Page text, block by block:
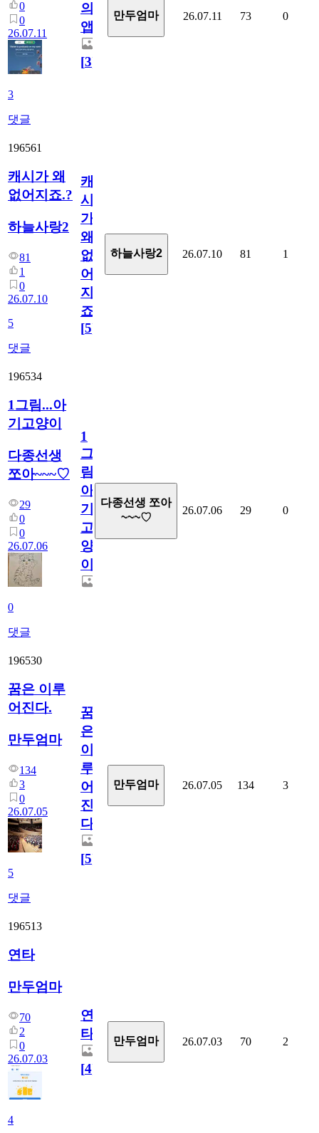
0
0
26.07.11
3
댓글
의
앱.
[3]
만두엄마 26.07.11 73 0
196561
캐시가 왜
없어지죠.?
하늘사랑2
81
1
0
26.07.10
5
댓글
캐
시
가
왜
없
어
지
죠.?
[5]
하늘사랑2 26.07.10 81 1
196534
1그림...아
기고양이
다종선생
쪼아~~~♡
29
0
0
26.07.06
0
댓글
1
그
림...
아
기
고
양
이
다종선생 쪼아
~~~♡
26.07.06 29 0
196530
꿈은 이루
어진다.
만두엄마
134
3
0
26.07.05
5
댓글
꿈
은
이
루
어
진
다.
[5]
만두엄마 26.07.05 134 3
196513
연타
만두엄마
70
2
0
26.07.03
4
연
타
[4]
만두엄마 26.07.03 70 2